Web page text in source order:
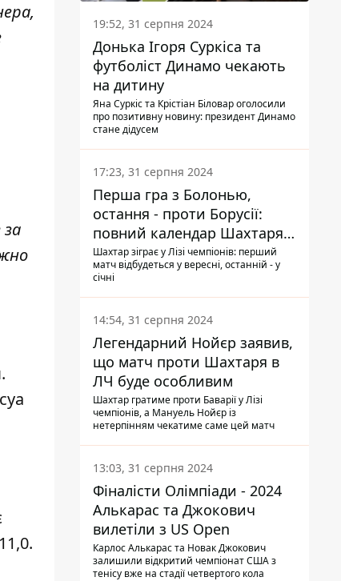
.
19:52, 31 серпня 2024
Донька Ігоря Суркіса та
футболіст Динамо чекають
на дитину
Яна Суркіс та Крістіан Біловар оголосили
про позитивну новину: президент Динамо
стане дідусем
17:23, 31 серпня 2024
Перша гра з Болонью,
остання - проти Борусії:
повний календар Шахтаря в
новій ЛЧ
Шахтар зіграє у Лізі чемпіонів: перший
матч відбудеться у вересні, останній - у
січні
14:54, 31 серпня 2024
Легендарний Нойєр заявив,
що матч проти Шахтаря в
ЛЧ буде особливим
Шахтар гратиме проти Баварії у Лізі
чемпіонів, а Мануель Нойєр із
нетерпінням чекатиме саме цей матч
13:03, 31 серпня 2024
Фіналісти Олімпіади - 2024
Алькарас та Джокович
вилетіли з US Open
Карлос Алькарас та Новак Джокович
залишили відкритий чемпіонат США з
тенісу вже на стадії четвертого кола